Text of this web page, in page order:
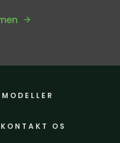
MODELLER
KONTAKT OS